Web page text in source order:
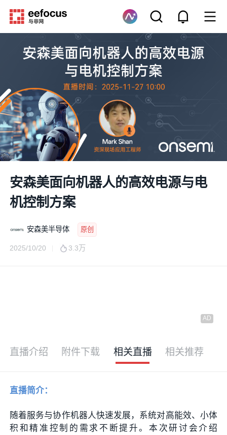
安森美面向机器人的高效电源与电
机控制方案
安森美半导体 原创
2025/10/20 3.3万
直播介绍 附件下载 相关直播 相关推荐
直播简介：
随着服务与协作机器人快速发展，系统对高能效、小体
积和精准控制的需求不断提升。本次研讨会介绍